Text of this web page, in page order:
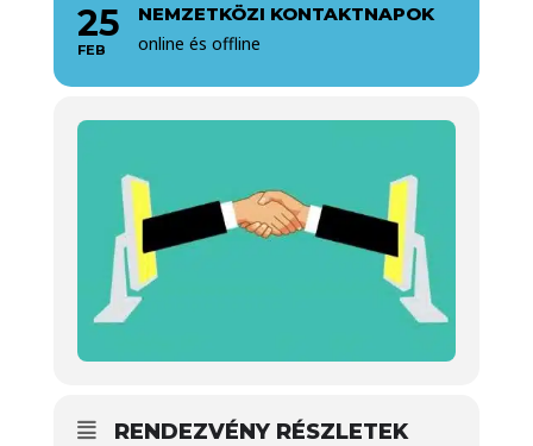
25
FEB
NEMZETKÖZI KONTAKTNAPOK
online és offline
RENDEZVÉNY RÉSZLETEK